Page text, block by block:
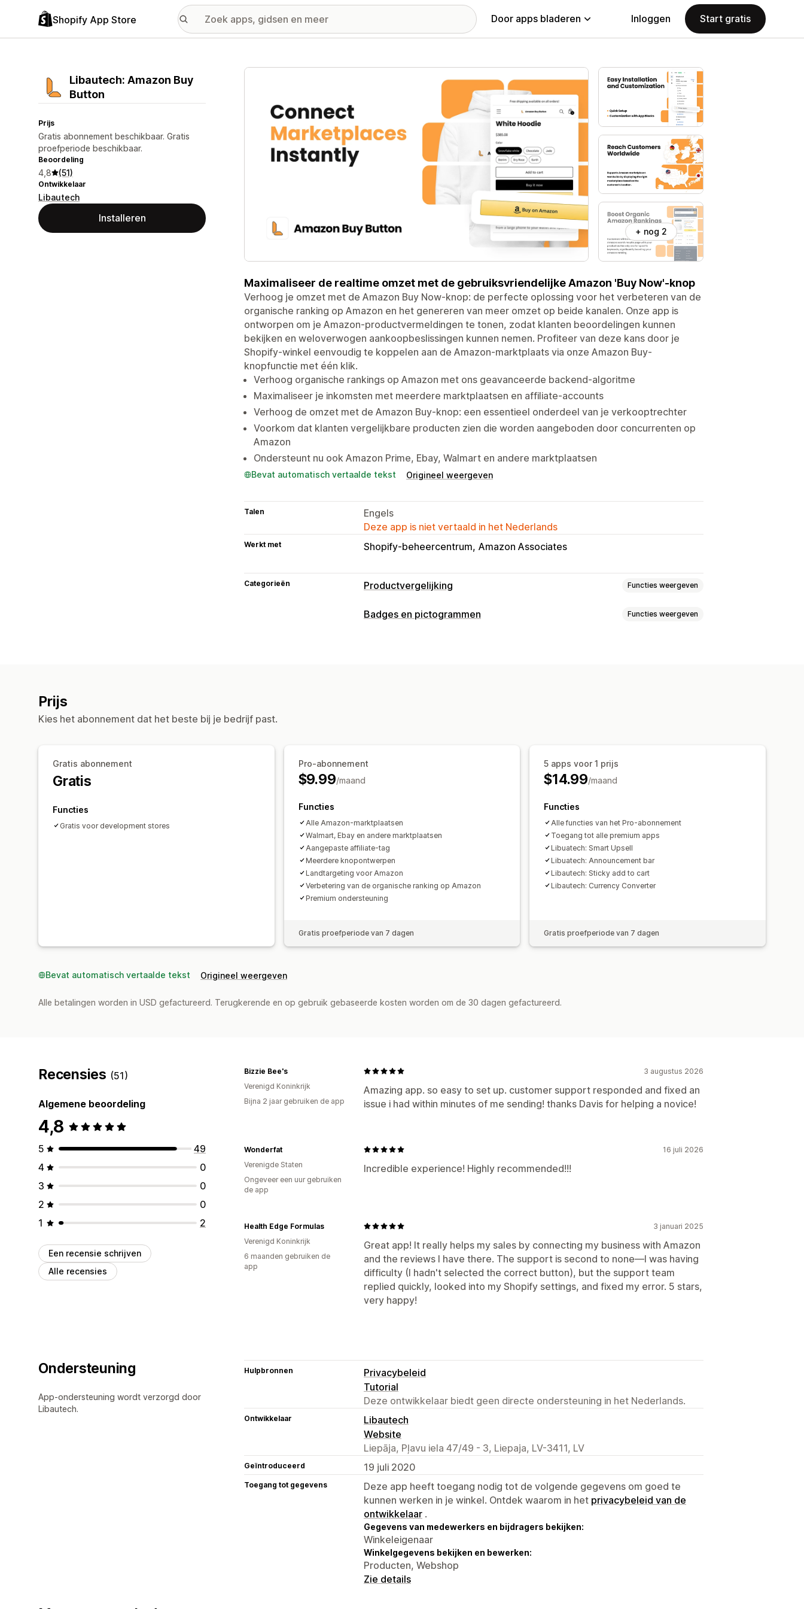
Shopify App Store Door apps bladeren Inloggen Start gratis
Libautech: Amazon Buy
Button
Prijs
Gratis abonnement beschikbaar. Gratis
proefperiode beschikbaar.
Beoordeling
4,8 (51)
Ontwikkelaar
Libautech
Installeren
Galerij met uitgelichte afbeeldingen
+ nog 2
Maximaliseer de realtime omzet met de gebruiksvriendelijke Amazon 'Buy Now'-knop
Verhoog je omzet met de Amazon Buy Now-knop: de perfecte oplossing voor het verbeteren van de
organische ranking op Amazon en het genereren van meer omzet op beide kanalen. Onze app is
ontworpen om je Amazon-productvermeldingen te tonen, zodat klanten beoordelingen kunnen
bekijken en weloverwogen aankoopbeslissingen kunnen nemen. Profiteer van deze kans door je
Shopify-winkel eenvoudig te koppelen aan de Amazon-marktplaats via onze Amazon Buy-
knopfunctie met één klik.
Verhoog organische rankings op Amazon met ons geavanceerde backend-algoritme
Maximaliseer je inkomsten met meerdere marktplaatsen en affiliate-accounts
Verhoog de omzet met de Amazon Buy-knop: een essentieel onderdeel van je verkooptrechter
Voorkom dat klanten vergelijkbare producten zien die worden aangeboden door concurrenten op
Amazon
Ondersteunt nu ook Amazon Prime, Ebay, Walmart en andere marktplaatsen
Bevat automatisch vertaalde tekst Origineel weergeven
Talen
Engels
Deze app is niet vertaald in het Nederlands
Werkt met Shopify-beheercentrum Amazon Associates
Categorieën Productvergelijking Functies weergeven
Vergelijkingstools
Badges en pictogrammen Functies weergeven
Prijs
Kies het abonnement dat het beste bij je bedrijf past.
Gratis abonnement
Gratis
Functies
Gratis voor development stores
Pro-abonnement
$9.99/maand
Functies
Alle Amazon-marktplaatsen
Walmart, Ebay en andere marktplaatsen
Aangepaste affiliate-tag
Meerdere knopontwerpen
Landtargeting voor Amazon
Verbetering van de organische ranking op Amazon
Premium ondersteuning
Gratis proefperiode van 7 dagen
5 apps voor 1 prijs
$14.99/maand
Functies
Alle functies van het Pro-abonnement
Toegang tot alle premium apps
Libuatech: Smart Upsell
Libuatech: Announcement bar
Libautech: Sticky add to cart
Libautech: Currency Converter
Gratis proefperiode van 7 dagen
Bevat automatisch vertaalde tekst Origineel weergeven
Alle betalingen worden in USD gefactureerd. Terugkerende en op gebruik gebaseerde kosten worden om de 30 dagen gefactureerd.
Recensies (51)
Algemene beoordeling
4,8
5
49
4
0
3
0
2
0
1
2
Een recensie schrijven
Alle recensies
3 augustus 2026
Amazing app. so easy to set up. customer support responded and fixed an
issue i had within minutes of me sending! thanks Davis for helping a novice!
Bizzie Bee's
Verenigd Koninkrijk
Bijna 2 jaar gebruiken de app
16 juli 2026
Incredible experience! Highly recommended!!!
Wonderfat
Verenigde Staten
Ongeveer een uur gebruiken
de app
3 januari 2025
Great app! It really helps my sales by connecting my business with Amazon
and the reviews I have there. The support is second to none—I was having
difficulty (I hadn't selected the correct button), but the support team
replied quickly, looked into my Shopify settings, and fixed my error. 5 stars,
very happy!
Health Edge Formulas
Verenigd Koninkrijk
6 maanden gebruiken de
app
Ondersteuning
App-ondersteuning wordt verzorgd door
Libautech.
Hulpbronnen
Privacybeleid
Tutorial
Deze ontwikkelaar biedt geen directe ondersteuning in het Nederlands.
Ontwikkelaar
Libautech
Website
Liepāja, Pļavu iela 47/49 - 3, Liepaja, LV-3411, LV
Geïntroduceerd 19 juli 2020
Toegang tot gegevens
Deze app heeft toegang nodig tot de volgende gegevens om goed te
kunnen werken in je winkel. Ontdek waarom in het privacybeleid van de
ontwikkelaar .
Gegevens van medewerkers en bijdragers bekijken:
Winkeleigenaar
Winkelgegevens bekijken en bewerken:
Producten, Webshop
Zie details